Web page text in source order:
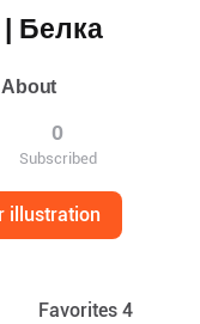
Белка
About
0
Subscribed
illustration
Favorites 4